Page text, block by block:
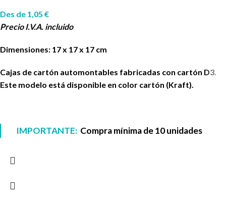
Des de 1,05 €
Precio I.V.A. incluido
Dimensiones: 17 x 17 x 17 cm
Cajas de cartón automontables fabricadas con cartón D3.
Este modelo está disponible en color cartón (Kraft).
IMPORTANTE: Compra mínima de 10 unidades